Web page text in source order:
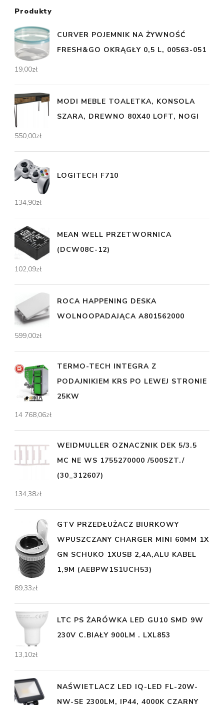
Produkty
CURVER POJEMNIK NA ŻYWNOŚĆ
FRESH&GO OKRĄGŁY 0,5 L, 00563-051
19,00zł
MODI MEBLE TOALETKA, KONSOLA
SZARA, DREWNO 80X40 LOFT, NOGI
550,00zł
LOGITECH F710
134,90zł
MEAN WELL PRZETWORNICA
(DCW08C-12)
102,09zł
ROCA HAPPENING DESKA
WOLNOOPADAJĄCA A801562000
599,00zł
TERMO-TECH INTEGRA Z
PODAJNIKIEM KRS PO LEWEJ STRONIE
25KW
14 768,06zł
WEIDMULLER OZNACZNIK DEK 5/3.5
MC NE WS 1755270000 /500SZT./
(30_312607)
134,38zł
GTV PRZEDŁUŻACZ BIURKOWY
WPUSZCZANY CHARGER MINI 60MM 1X
GN SCHUKO 1XUSB 2,4A,ALU KABEL
1,9M (AEBPW1S1UCH53)
89,33zł
LTC PS ŻARÓWKA LED GU10 SMD 9W
230V C.BIAŁY 900LM . LXL853
13,10zł
NAŚWIETLACZ LED IQ-LED FL-20W-
NW-SE 2300LM, IP44, 4000K CZARNY